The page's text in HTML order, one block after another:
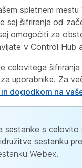
spletnem
sej šifriranja od
omogočiti za
v Control Hub
celovitega
uporabnike. Za
dogodkom na
sestanke s
sestanku
Webex.